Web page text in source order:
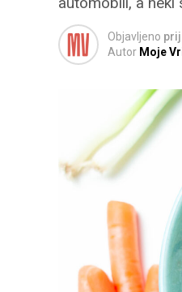
Objavljeno
Autor Moje